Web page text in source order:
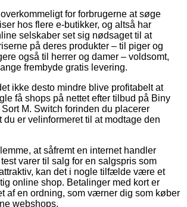
for forbrugerne at søge
hos flere e-butikker, og altså har
selskaber set sig nødsaget til at
på deres produkter – til piger og
også til herrer og damer – voldsomt,
frembyde gratis levering.
ikke desto mindre blive profitabelt at
få shops på nettet efter tilbud på Biny
M. Switch forinden du placerer
du er velinformeret til at modtage den
at såfremt en internet handler
varer til salg for en salgspris som
kan det i nogle tilfælde være et
online shop. Betalinger med kort er
af en ordning, som værner dig som køber
webshops.